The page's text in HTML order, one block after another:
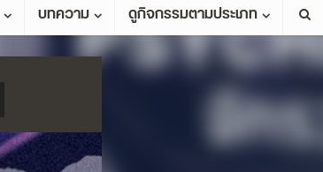
บทความ ดูกิจกรรมตามประเภท